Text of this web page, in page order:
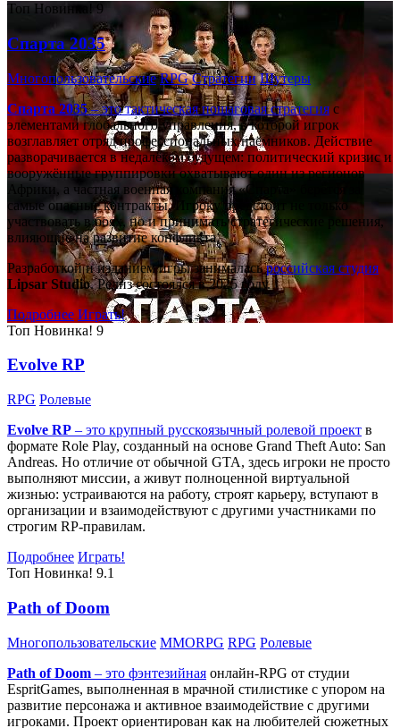
Топ Новинка! 9
Спарта 2035
Многопользовательские RPG Стратегии Шутеры
Спарта 2035– это тактическаяпошаговая стратегияс
элементами глобального управления, в которой игрок
возглавляет отряд профессиональных наёмников. Действие
разворачивается в недалёком будущем: политический кризис и
вооружённые группировки охватывают один из регионов
Африки, а частная военная компания «Спарта» берётся за
самые опасные контракты. Игроку предстоит не только
участвовать в боях, но и принимать стратегические решения,
влияющие на развитие конфликта.
Разработкой и изданием игры занималасьроссийская студия
Lipsar Studio. Релиз состоялся в 2025 году.
Подробнее Играть!
Топ Новинка! 9
Evolve RP
RPG Ролевые
Evolve RP – это крупный русскоязычный ролевой проект в
формате Role Play, созданный на основе Grand Theft Auto: San
Andreas. Но отличие от обычной GTA, здесь игроки не просто
выполняют миссии, а живут полноценной виртуальной
жизнью: устраиваются на работу, строят карьеру, вступают в
организации и взаимодействуют с другими участниками по
строгим RP-правилам.
Подробнее Играть!
Топ Новинка! 9.1
Path of Doom
Многопользовательские MMORPG RPG Ролевые
Path of Doom – это фэнтезийная онлайн-RPG от студии
EspritGames, выполненная в мрачной стилистике с упором на
развитие персонажа и активное взаимодействие с другими
игроками. Проект ориентирован как на любителей сюжетных